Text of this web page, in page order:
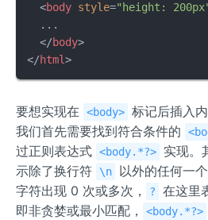
<body style="height:
  ...
</body>
</html>
要想实现在 <body> 标记后插入
我们首先需要找到符合条件的
过正则表达式 <body.*?> 实现。
示除了换行符
\n 以外的任何一个
字符出现 0 次或多次，
?
在这里
即非贪婪或最小匹配，
<body.*?>